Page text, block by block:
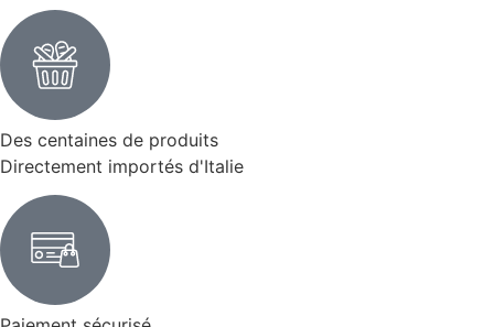
Des centaines de produits
Directement importés d'Italie